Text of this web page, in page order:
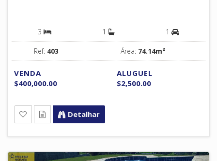
3 1 1
Ref: 403 Área: 74.14m²
VENDA
$400,000.00
ALUGUEL
$2,500.00
Detalhar